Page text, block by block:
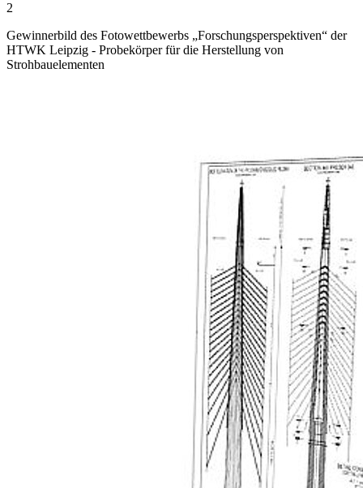
2
Gewinnerbild des Fotowettbewerbs „Forschungsperspektiven“ der
HTWK Leipzig - Probekörper für die Herstellung von
Strohbauelementen